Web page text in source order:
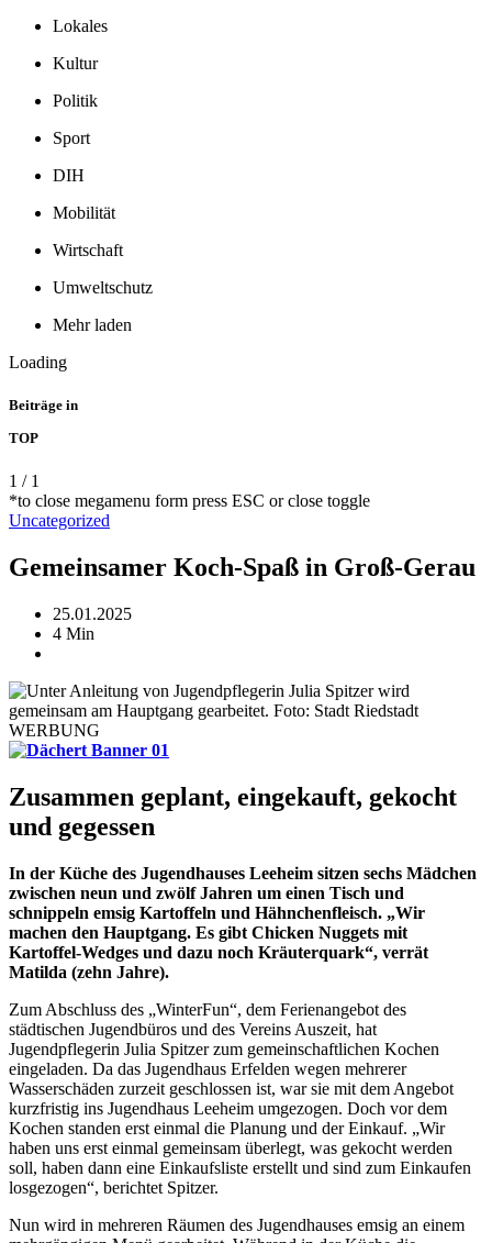
Lokales
Kultur
Politik
Sport
DIH
Mobilität
Wirtschaft
Umweltschutz
Mehr laden
Loading
Beiträge in
TOP
1 / 1
*to close megamenu form press ESC or close toggle
Uncategorized
Gemeinsamer Koch-Spaß in Groß-Gerau
25.01.2025
4 Min
WERBUNG
Zusammen geplant, eingekauft, gekocht
und gegessen
In der Küche des Jugendhauses Leeheim sitzen sechs Mädchen
zwischen neun und zwölf Jahren um einen Tisch und
schnippeln emsig Kartoffeln und Hähnchenfleisch. „Wir
machen den Hauptgang. Es gibt Chicken Nuggets mit
Kartoffel-Wedges und dazu noch Kräuterquark“, verrät
Matilda (zehn Jahre).
Zum Abschluss des „WinterFun“, dem Ferienangebot des
städtischen Jugendbüros und des Vereins Auszeit, hat
Jugendpflegerin Julia Spitzer zum gemeinschaftlichen Kochen
eingeladen. Da das Jugendhaus Erfelden wegen mehrerer
Wasserschäden zurzeit geschlossen ist, war sie mit dem Angebot
kurzfristig ins Jugendhaus Leeheim umgezogen. Doch vor dem
Kochen standen erst einmal die Planung und der Einkauf. „Wir
haben uns erst einmal gemeinsam überlegt, was gekocht werden
soll, haben dann eine Einkaufsliste erstellt und sind zum Einkaufen
losgezogen“, berichtet Spitzer.
Nun wird in mehreren Räumen des Jugendhauses emsig an einem